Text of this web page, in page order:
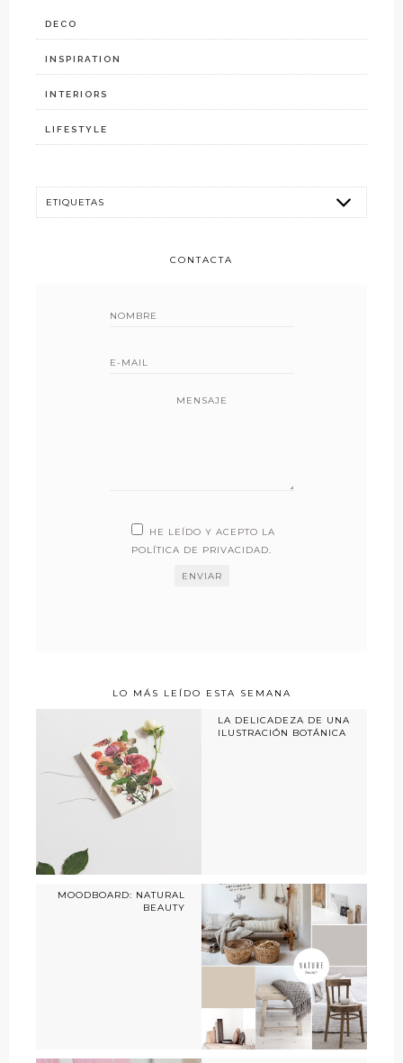
DECO
INSPIRATION
INTERIORS
LIFESTYLE
CONTACTA
MENSAJE
HE LEÍDO Y ACEPTO LA
POLÍTICA DE PRIVACIDAD.
LO MÁS LEÍDO ESTA SEMANA
LA DELICADEZA DE UNA
ILUSTRACIÓN BOTÁNICA
MOODBOARD: NATURAL
BEAUTY